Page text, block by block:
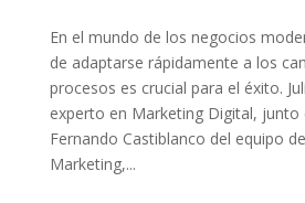
En el mundo de los negocios
de adaptarse rápidamente a los
procesos es crucial para el éxito.
experto en Marketing Digital, junto
Fernando Castiblanco del equipo
Marketing,...